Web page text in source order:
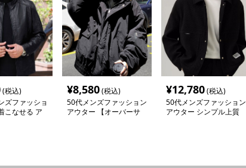
(税込)
ファッショ
こなせる ア
¥8,580(税込)
50代メンズファッション
アウター 【オーバーサ
¥12,780(税込)
50代メンズファッション
アウター シンプル上質